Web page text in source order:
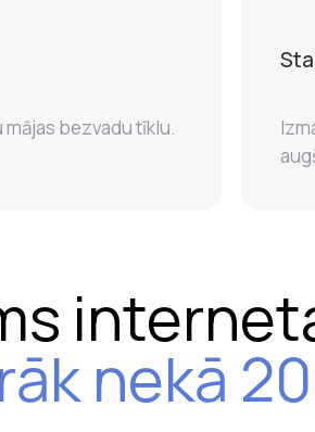
bezvadu tīklu.
nekā